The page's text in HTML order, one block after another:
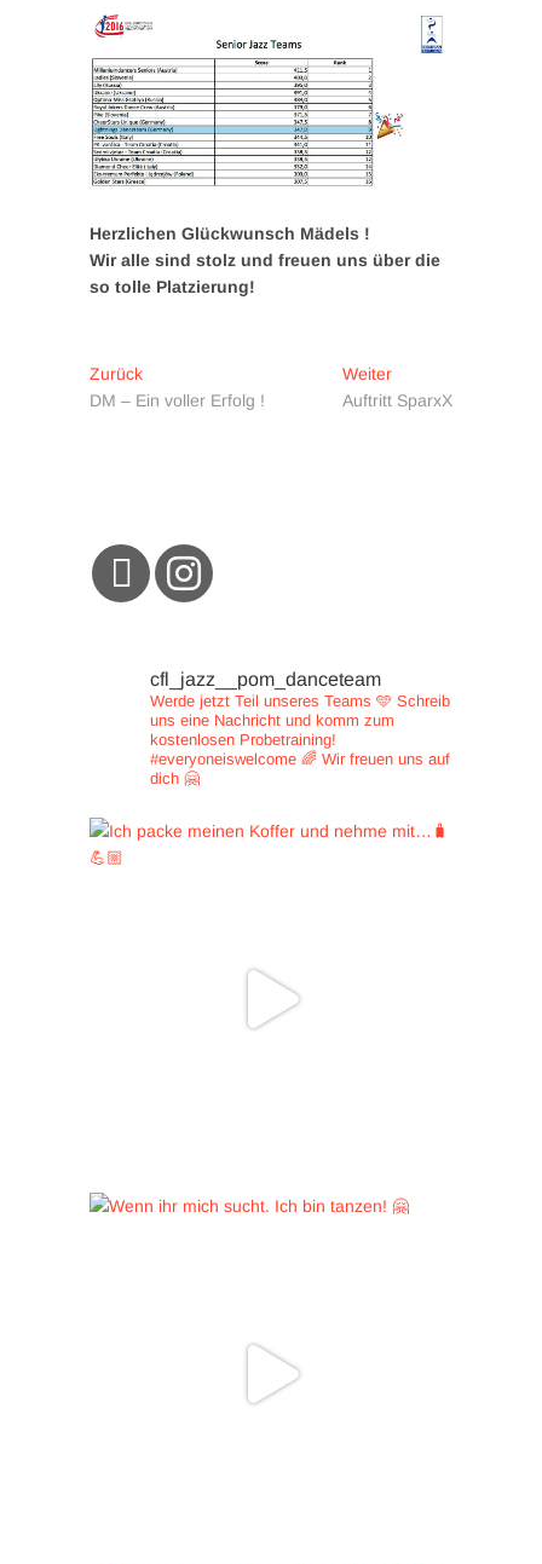
Herzlichen Glückwunsch Mädels !
Wir alle sind stolz und freuen uns über die
so tolle Platzierung!
Beitragsnavigation
ZurückVorheriger
Beitrag:
DM – Ein voller Erfolg !
WeiterNächster
Beitrag:
Auftritt SparxX
cfl_jazz__pom_danceteam
Werde jetzt Teil unseres Teams 🩵 Schreib
uns eine Nachricht und komm zum
kostenlosen Probetraining!
#everyoneiswelcome 🌈 Wir freuen uns auf
dich 🤗